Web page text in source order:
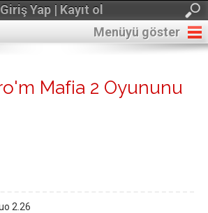
Giriş Yap | Kayıt ol
Menüyü göster
Mafia 2 Oyununu
2.26